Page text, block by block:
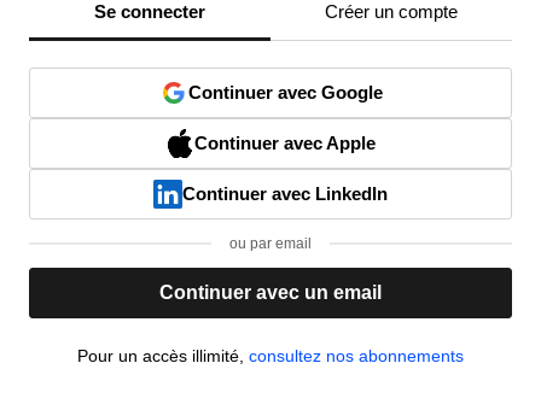
Se connecter Créer un compte
Continuer avec Google
Continuer avec Apple
Continuer avec LinkedIn
ou par email
Continuer avec un email
Pour un accès illimité, consultez nos abonnements